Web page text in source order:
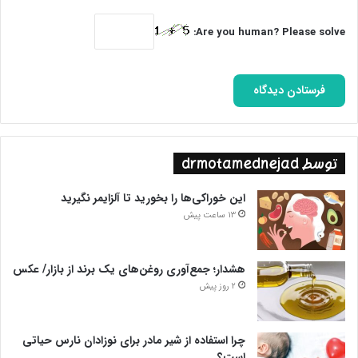
Are you human? Please solve:
توسط drmotamednejad
این خوراکی‌ها را بخورید تا آلزایمر نگیرید
13 ساعت پیش
هشدار؛ جمع‌آوری روغن‌های یک برند از بازار/ عکس
2 روز پیش
چرا استفاده از شیر مادر برای نوزادان نارس حیاتی